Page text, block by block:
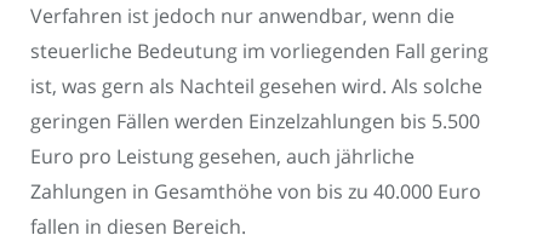
Verfahren ist jedoch nur anwendbar, wenn die
steuerliche Bedeutung im vorliegenden Fall gering
ist, was gern als Nachteil gesehen wird. Als solche
geringen Fällen werden Einzelzahlungen bis 5.500
Euro pro Leistung gesehen, auch jährliche
Zahlungen in Gesamthöhe von bis zu 40.000 Euro
fallen in diesen Bereich.